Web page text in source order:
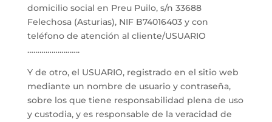
domicilio social en Preu Puilo, s/n 33688
Felechosa (Asturias), NIF B74016403 y con
teléfono de atención al cliente/USUARIO
……………………..
Y de otro, el USUARIO, registrado en el sitio web
mediante un nombre de usuario y contraseña,
sobre los que tiene responsabilidad plena de uso
y custodia, y es responsable de la veracidad de